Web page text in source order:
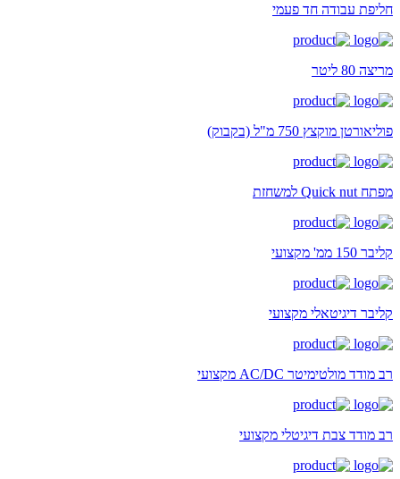
חליפת עבודה חד פעמי
מריצה 80 ליטר
פוליאורטן מוקצץ 750 מ"ל (בקבוק)
מפתח Quick nut למשחזת
קליבר 150 ממ' מקצועי
קליבר דיגיטאלי מקצועי
רב מודד מולטימיטר AC/DC מקצועי
רב מודד צבת דיגיטלי מקצועי